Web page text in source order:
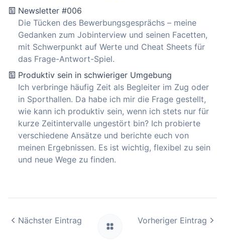
Newsletter #006
Die Tücken des Bewerbungsgesprächs – meine
Gedanken zum Jobinterview und seinen Facetten,
mit Schwerpunkt auf Werte und Cheat Sheets für
das Frage-Antwort-Spiel.
Produktiv sein in schwieriger Umgebung
Ich verbringe häufig Zeit als Begleiter im Zug oder
in Sporthallen. Da habe ich mir die Frage gestellt,
wie kann ich produktiv sein, wenn ich stets nur für
kurze Zeitintervalle ungestört bin? Ich probierte
verschiedene Ansätze und berichte euch von
meinen Ergebnissen. Es ist wichtig, flexibel zu sein
und neue Wege zu finden.
Nächster Eintrag Vorheriger Eintrag